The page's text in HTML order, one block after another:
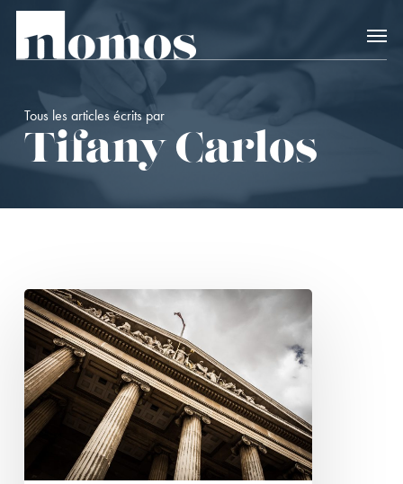
Skip
main
content
Accès rapide
Tous les articles écrits par
Tifany Carlos
Du
rire
dialogue
artistique :
la
CJUE
redéfinit